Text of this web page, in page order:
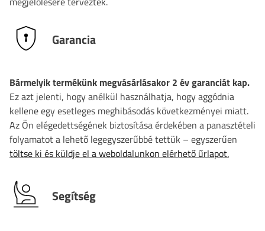
Garancia
Bármelyik termékünk megvásárlásakor 2 év garanciát kap.
Ez azt jelenti, hogy anélkül használhatja, hogy aggódnia
kellene egy esetleges meghibásodás következményei miatt.
Az Ön elégedettségének biztosítása érdekében a panasztételi
folyamatot a lehető legegyszerűbbé tettük – egyszerűen
töltse ki és küldje el a weboldalunkon elérhető űrlapot.
Segítség